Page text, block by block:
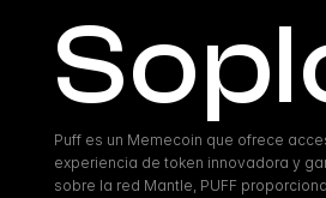
Puff es un Memecoin que ofrece
experiencia de token innovadora y
sobre la red Mantle, PUFF